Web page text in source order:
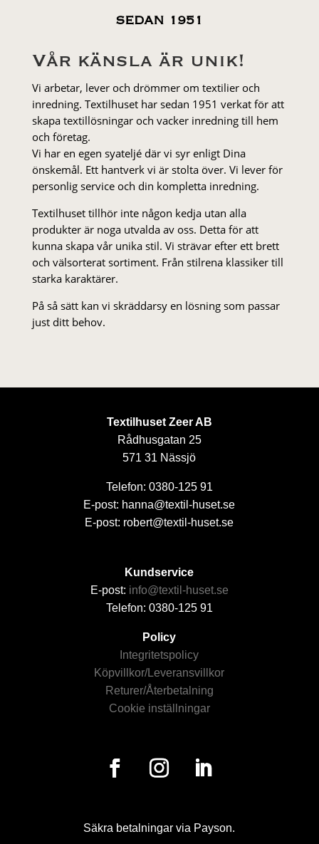
SEDAN 1951
Vår känsla är unik!
Vi arbetar, lever och drömmer om textilier och
inredning. Textilhuset har sedan 1951 verkat för att
skapa textillösningar och vacker inredning till hem
och företag.
Vi har en egen syateljé där vi syr enligt Dina
önskemål. Ett hantverk vi är stolta över. Vi lever för
personlig service och din kompletta inredning.
Textilhuset tillhör inte någon kedja utan alla
produkter är noga utvalda av oss. Detta för att
kunna skapa vår unika stil. Vi strä­var efter ett brett
och välsorterat sor­ti­ment. Från stil­rena klas­siker till
starka karaktärer.
På så sätt kan vi skräddarsy en lösning som passar
just ditt behov.
Textilhuset Zeer AB
Rådhusgatan 25
571 31 Nässjö
Telefon: 0380-125 91
E-post: hanna@textil-huset.se
E-post: robert@textil-huset.se
Kundservice
E-post: info@textil-huset.se
Telefon: 0380-125 91
Policy
Integritetspolicy
Köpvillkor/Leveransvillkor
Returer/Återbetalning
Cookie inställningar
Säkra betalningar via Payson.